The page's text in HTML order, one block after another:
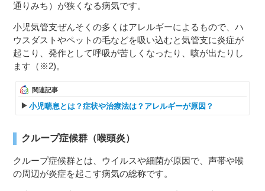
通りみち）が狭くなる病気です。
小児気管支ぜんそくの多くはアレルギーによるもので、ハ
ウスダストやペットの毛などを吸い込むと気管支に炎症が
起こり、発作として呼吸が苦しくなったり、咳が出たりし
ます（※2)。
関連記事
小児喘息とは？症状や治療法は？アレルギーが原因？
クループ症候群（喉頭炎）
クループ症候群とは、ウイルスや細菌が原因で、声帯や喉
の周辺が炎症を起こす病気の総称です。